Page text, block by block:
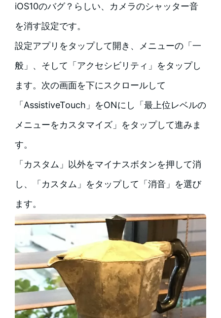
iOS10のバグ？らしい、カメラのシャッター音
を消す設定です。
設定アプリをタップして開き、メニューの「一
般」、そして「アクセシビリティ」をタップし
ます。次の画面を下にスクロールして
「AssistiveTouch」をONにし「最上位レベルの
メニューをカスタマイズ」をタップして進みま
す。
「カスタム」以外をマイナスボタンを押して消
し、「カスタム」をタップして「消音」を選び
ます。